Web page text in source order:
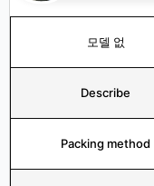
모델 없
Describe
Packing method